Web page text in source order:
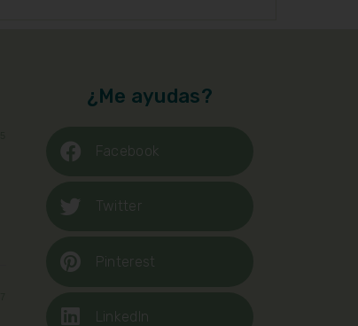
¿Me ayudas?
Facebook
Twitter
Pinterest
LinkedIn